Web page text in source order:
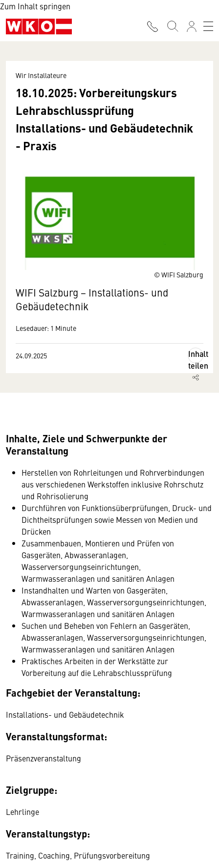
Zum Inhalt springen
© WIFI Salzburg
Wir Installateure
18.10.2025: Vorbereitungskurs
Lehrabschlussprüfung
Installations- und Gebäudetechnik
- Praxis
WIFI Salzburg − Installations- und
Gebäudetechnik
Lesedauer: 1 Minute
24.09.2025
Inhalt
teilen
Inhalte, Ziele und Schwerpunkte der
Veranstaltung
Herstellen von Rohrleitungen und Rohrverbindungen
aus verschiedenen Werkstoffen inklusive Rohrschutz
und Rohrisolierung
Durchführen von Funktionsüberprüfungen, Druck- und
Dichtheitsprüfungen sowie Messen von Medien und
Drücken
Zusammenbauen, Montieren und Prüfen von
Gasgeräten, Abwasseranlagen,
Wasserversorgungseinrichtungen,
Warmwasseranlagen und sanitären Anlagen
Instandhalten und Warten von Gasgeräten,
Abwasseranlagen, Wasserversorgungseinrichtungen,
Warmwasseranlagen und sanitären Anlagen
Suchen und Beheben von Fehlern an Gasgeräten,
Abwasseranlagen, Wasserversorgungseinrichtungen,
Warmwasseranlagen und sanitären Anlagen
Praktisches Arbeiten in der Werkstätte zur
Vorbereitung auf die Lehrabschlussprüfung
Fachgebiet der Veranstaltung:
Installations- und Gebäudetechnik
Veranstaltungsformat:
Präsenzveranstaltung
Zielgruppe:
Lehrlinge
Veranstaltungstyp:
Training, Coaching, Prüfungsvorbereitung